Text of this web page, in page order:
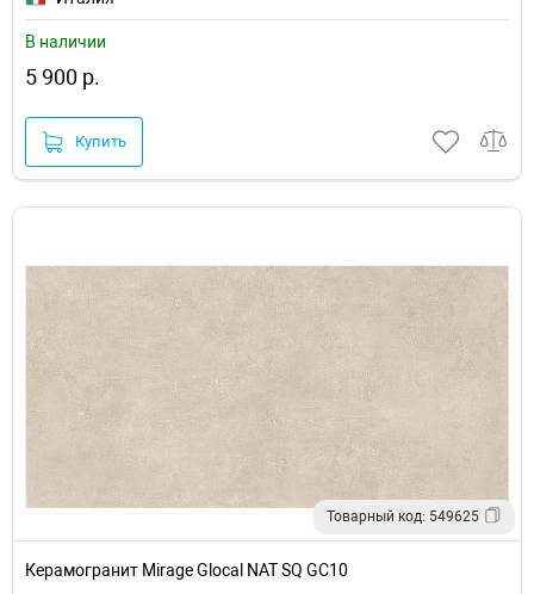
В наличии
5 900 р.
Купить
Товарный код: 549625
Керамогранит Mirage Glocal NAT SQ GC10